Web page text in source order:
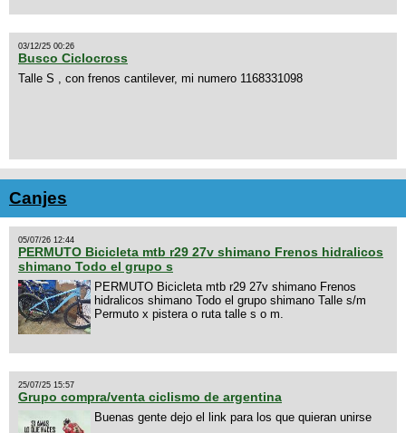
03/12/25 00:26
Busco Ciclocross
Talle S , con frenos cantilever, mi numero 1168331098
Canjes
05/07/26 12:44
PERMUTO Bicicleta mtb r29 27v shimano Frenos hidralicos
shimano Todo el grupo s
PERMUTO Bicicleta mtb r29 27v shimano Frenos
hidralicos shimano Todo el grupo shimano Talle s/m
Permuto x pistera o ruta talle s o m.
25/07/25 15:57
Grupo compra/venta ciclismo de argentina
Buenas gente dejo el link para los que quieran unirse